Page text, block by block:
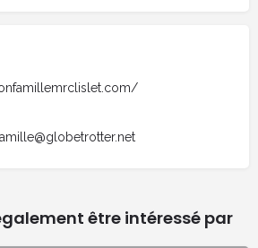
être intéressé par